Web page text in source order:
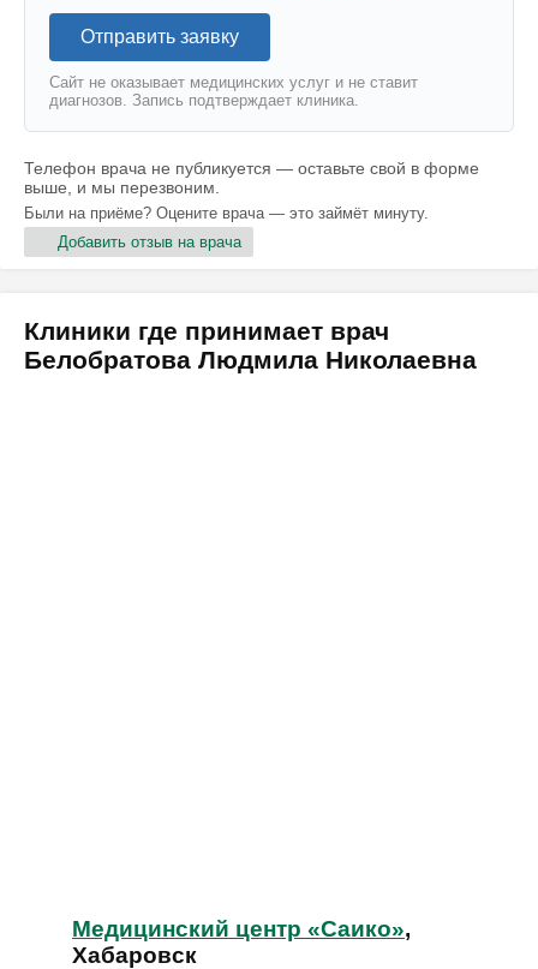
Отправить заявку
Сайт не оказывает медицинских услуг и не ставит
диагнозов. Запись подтверждает клиника.
Телефон врача не публикуется — оставьте свой в форме
выше, и мы перезвоним.
Были на приёме? Оцените врача — это займёт минуту.
Добавить отзыв на врача
Клиники где принимает врач
Белобратова Людмила Николаевна
Медицинский центр «Саико»,
Хабаровск